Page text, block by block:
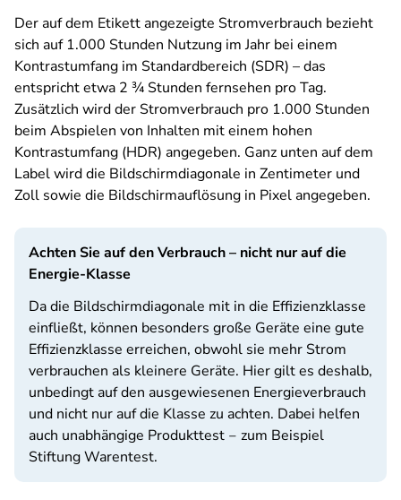
Der auf dem Etikett angezeigte Stromverbrauch bezieht
sich auf 1.000 Stunden Nutzung im Jahr bei einem
Kontrastumfang im Standardbereich (SDR) – das
entspricht etwa 2 ¾ Stunden fernsehen pro Tag.
Zusätzlich wird der Stromverbrauch pro 1.000 Stunden
beim Abspielen von Inhalten mit einem hohen
Kontrastumfang (HDR) angegeben. Ganz unten auf dem
Label wird die Bildschirmdiagonale in Zentimeter und
Zoll sowie die Bildschirmauflösung in Pixel angegeben.
Achten Sie auf den Verbrauch – nicht nur auf die
Energie-Klasse
Da die Bildschirmdiagonale mit in die Effizienzklasse
einfließt, können besonders große Geräte eine gute
Effizienzklasse erreichen, obwohl sie mehr Strom
verbrauchen als kleinere Geräte. Hier gilt es deshalb,
unbedingt auf den ausgewiesenen Energieverbrauch
und nicht nur auf die Klasse zu achten. Dabei helfen
auch unabhängige Produkttest ‒ zum Beispiel
Stiftung Warentest.